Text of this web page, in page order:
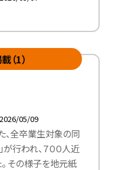
（1）
2026/05/09
、全卒業生対象の同
行われ、７００人近
その様子を地元紙